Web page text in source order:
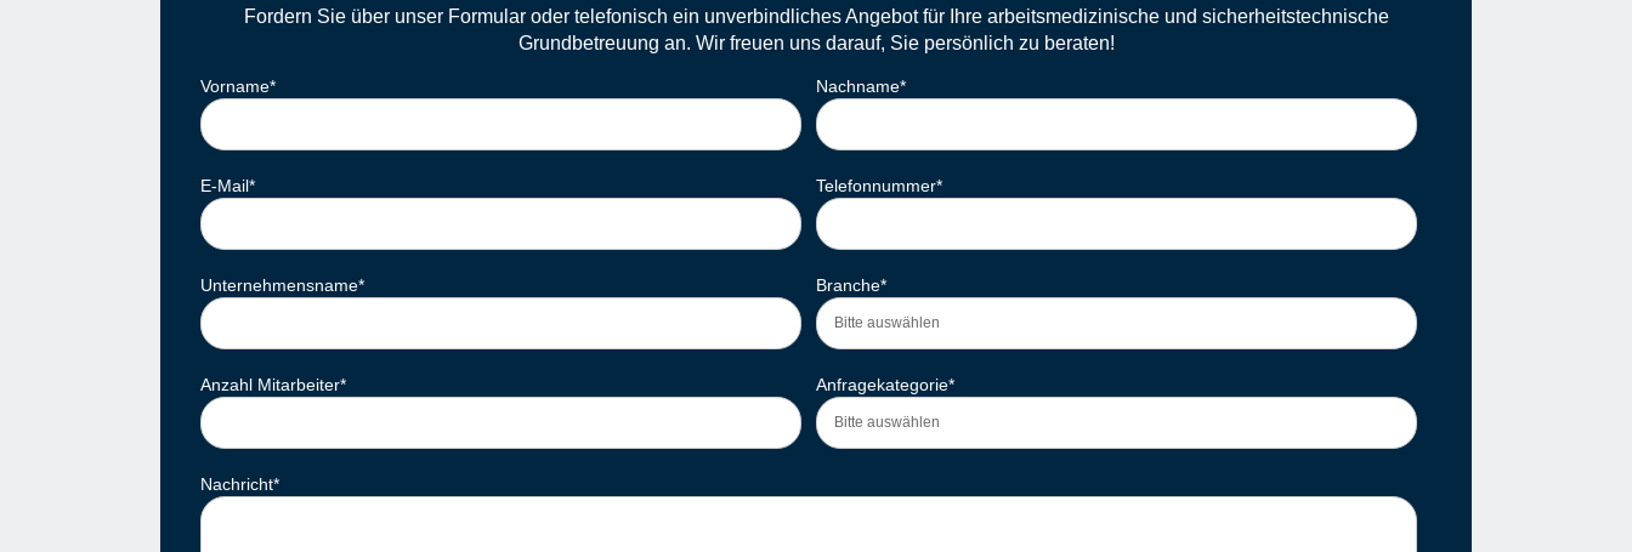
Fordern Sie über unser Formular oder telefonisch ein unverbindliches Angebot für Ihre arbeitsmedizinische und sicherheitstechnische
Grundbetreuung an. Wir freuen uns darauf, Sie persönlich zu beraten!
Vorname* Nachname*
E-Mail* Telefonnummer*
Unternehmensname* Branche*
Anzahl Mitarbeiter* Anfragekategorie*
Nachricht*